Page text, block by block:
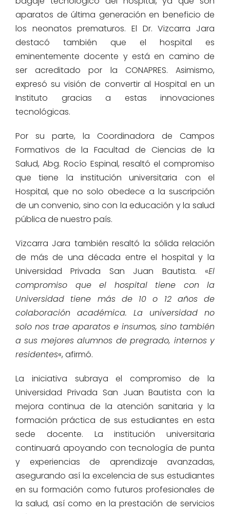
aparatos de última generación en beneficio de
los neonatos prematuros. El Dr. Vizcarra Jara
destacó también que el hospital es
eminentemente docente y está en camino de
ser acreditado por la CONAPRES. Asimismo,
expresó su visión de convertir al Hospital en un
Instituto gracias a estas innovaciones
tecnológicas.
Por su parte, la Coordinadora de Campos
Formativos de la Facultad de Ciencias de la
Salud, Abg. Rocío Espinal, resaltó el compromiso
que tiene la institución universitaria con el
Hospital, que no solo obedece a la suscripción
de un convenio, sino con la educación y la salud
pública de nuestro país.
Vizcarra Jara también resaltó la sólida relación
de más de una década entre el hospital y la
Universidad Privada San Juan Bautista. «El
compromiso que el hospital tiene con la
Universidad tiene más de 10 o 12 años de
colaboración académica. La universidad no
solo nos trae aparatos e insumos, sino también
a sus mejores alumnos de pregrado, internos y
residentes«, afirmó.
La iniciativa subraya el compromiso de la
Universidad Privada San Juan Bautista con la
mejora continua de la atención sanitaria y la
formación práctica de sus estudiantes en esta
sede docente. La institución universitaria
continuará apoyando con tecnología de punta
y experiencias de aprendizaje avanzadas,
asegurando así la excelencia de sus estudiantes
en su formación como futuros profesionales de
la salud, así como en la prestación de servicios